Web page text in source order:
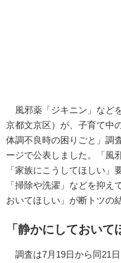
風邪薬「ジキニン」など
京都文京区）が、子育て中
体調不良時の困りごと」調
ージで公表しました。「風
「家族にこうしてほしい
「掃除や洗濯」などを抑え
おいてほしい」が断トツの
「静かにしておい
調査は7月19日から同21